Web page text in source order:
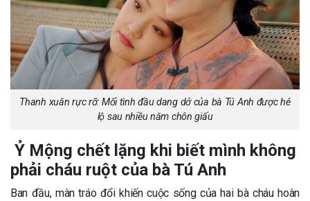
Thanh xuân rực rỡ: Mối tình đầu dang dở của bà Tú Anh được hé
lộ sau nhiều năm chôn giấu
Ỷ Mộng chết lặng khi biết mình không
phải cháu ruột của bà Tú Anh
Ban đầu, màn tráo đổi khiến cuộc sống của hai bà cháu hoàn